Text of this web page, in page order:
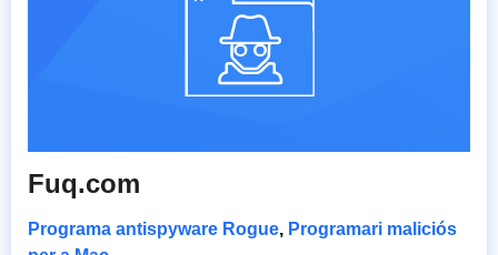
Fuq.com
Programa antispyware Rogue, Programari maliciós